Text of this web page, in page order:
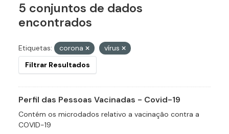
5 conjuntos de dados
encontrados
Etiquetas: corona
vírus
Filtrar Resultados
Perfil das Pessoas Vacinadas - Covid-19
Contém os microdados relativo a vacinação contra a
COVID-19